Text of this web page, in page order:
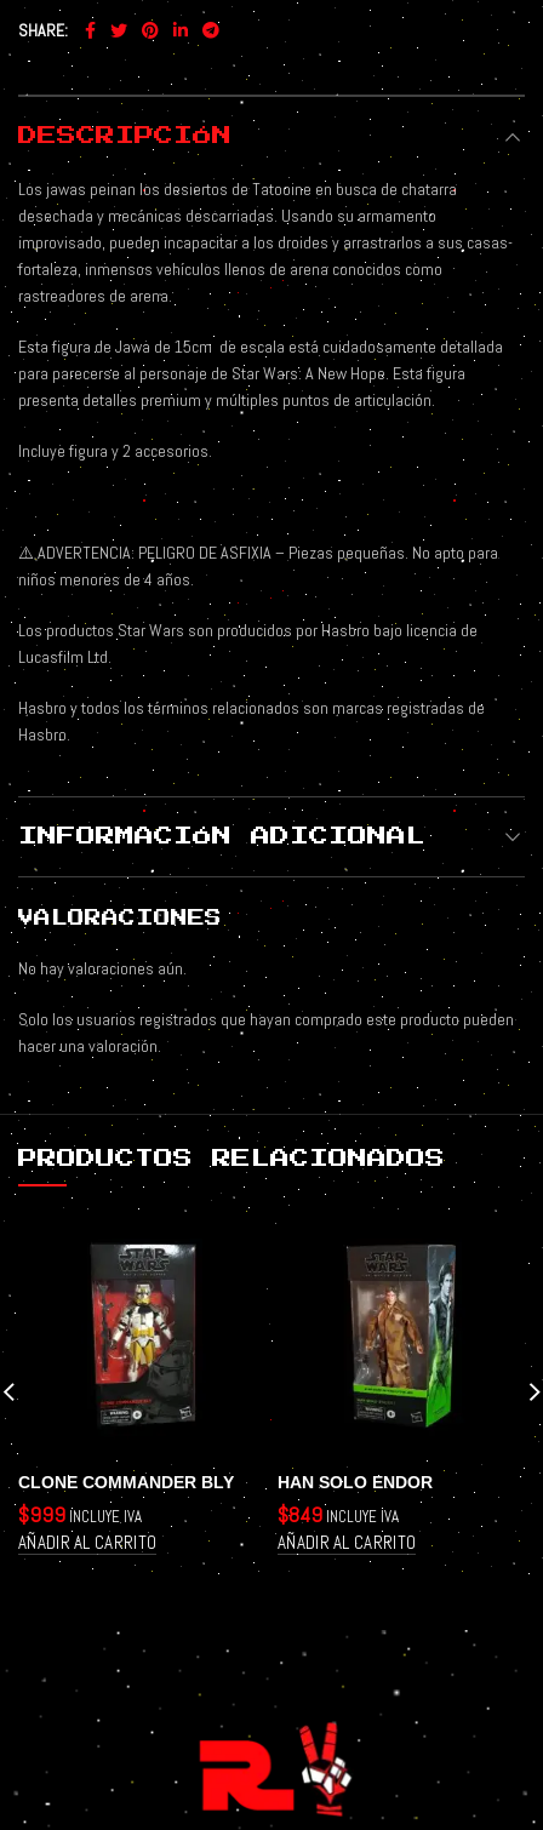
SHARE
DESCRIPCIÓN
Los jawas peinan los desiertos de Tatooine en busca de chatarra
desechada y mecánicas descarriadas. Usando su armamento
improvisado, pueden incapacitar a los droides y arrastrarlos a sus casas-
fortaleza, inmensos vehículos llenos de arena conocidos como
rastreadores de arena.
Esta figura de Jawa de 15cm de escala está cuidadosamente detallada
para parecerse al personaje de Star Wars: A New Hope. Esta figura
presenta detalles premium y múltiples puntos de articulación.
Incluye figura y 2 accesorios.
⚠️ ADVERTENCIA: PELIGRO DE ASFIXIA – Piezas pequeñas. No apto para
niños menores de 4 años.
Los productos Star Wars son producidos por Hasbro bajo licencia de
Lucasfilm Ltd.
Hasbro y todos los términos relacionados son marcas registradas de
Hasbro.
INFORMACIÓN ADICIONAL
VALORACIONES
No hay valoraciones aún.
Solo los usuarios registrados que hayan comprado este producto pueden
hacer una valoración.
PRODUCTOS RELACIONADOS
CLONE COMMANDER BLY
$999 INCLUYE IVA
AÑADIR AL CARRITO
HAN SOLO ENDOR
$849 INCLUYE IVA
AÑADIR AL CARRITO